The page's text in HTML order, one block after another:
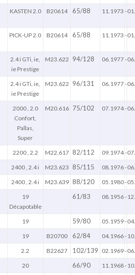
KASTEN 2.0 B20614 65/88 11.1973 -
PICK-UP 2.0 B20614 65/88 11.1973 -
2.4 i GTi, ie,
ie Prestige
M23.622 94/128 06.1977-
2.4 i GTi, ie,
ie Prestige
M23.622 96/131 06.1977-
2000 , 2.0
Confort,
Pallas,
Super
M20.616 75/102 07.1974-
2200 , 2.2 M22.617 82/112 09.1974-
2400 , 2.4 i M23.623 85/115 08.1976-
2400 , 2.4 i M23.639 88/120 05.1980-
19
Décapotable
61/83 08.1956-
19 59/80 05.1959-
19 B20700 62/84 04.1966-
2.2 B22627 102/139 02.1969-
20 66/90 11.1968-